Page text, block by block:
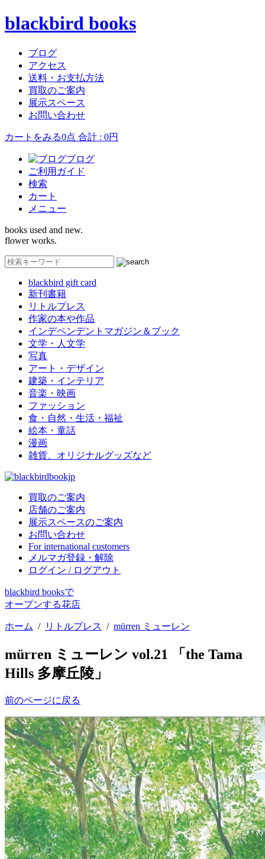
blackbird books
ブログ
アクセス
送料・お支払方法
買取のご案内
展示スペース
お問い合わせ
カートをみる0点 合計 : 0円
ブログ
ご利用ガイド
検索
カート
メニュー
books used and new.
flower works.
blackbird gift card
新刊書籍
リトルプレス
作家の本や作品
インデペンデントマガジン＆ブック
文学・人文学
写真
アート・デザイン
建築・インテリア
音楽・映画
ファッション
食・自然・生活・福祉
絵本・童話
漫画
雑貨、オリジナルグッズなど
買取のご案内
店舗のご案内
展示スペースのご案内
お問い合わせ
For international customers
メルマガ登録・解除
ログイン / ログアウト
blackbird booksで
オープンする花店
ホーム / リトルプレス / mürren ミューレン
mürren ミューレン vol.21 「the Tama
Hills 多摩丘陵」
前のページに戻る